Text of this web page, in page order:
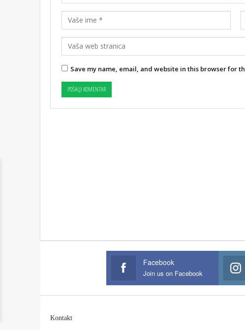
Save my name, email, and website in this browser for
Facebook
Join us on Facebook
Kontakt